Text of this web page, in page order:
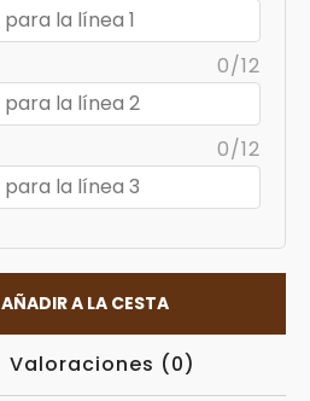
0/12
0/12
AÑADIR A LA CESTA
Valoraciones (0)